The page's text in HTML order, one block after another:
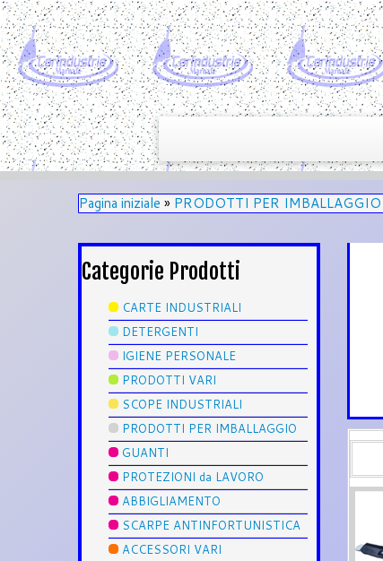
Pagina iniziale » PRODOTTI PER IMBALLAGGIO
Categorie Prodotti
CARTE INDUSTRIALI
DETERGENTI
IGIENE PERSONALE
PRODOTTI VARI
SCOPE INDUSTRIALI
PRODOTTI PER IMBALLAGGIO
GUANTI
PROTEZIONI da LAVORO
ABBIGLIAMENTO
SCARPE ANTINFORTUNISTICA
ACCESSORI VARI